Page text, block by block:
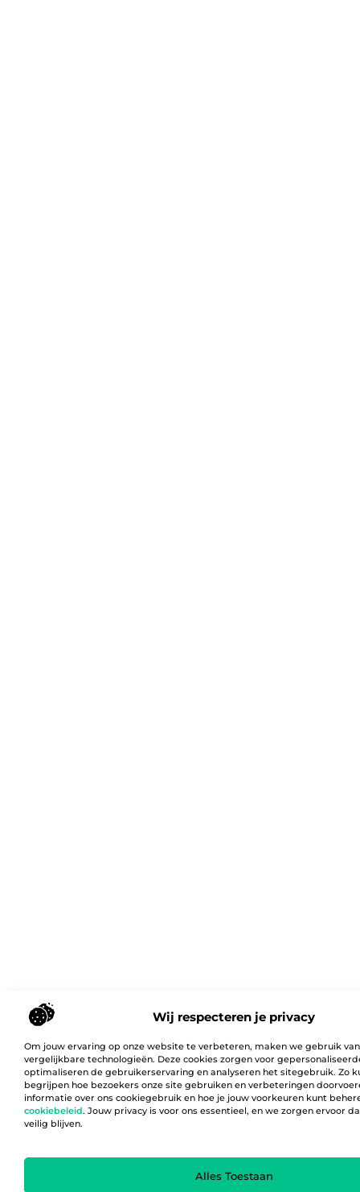
Wij respecteren je privacy
Om jouw ervaring op onze website te verbeteren, maken we gebruik
vergelijkbare technologieën. Deze cookies zorgen voor
optimaliseren de gebruikerservaring en analyseren het sitegebruik. Zo
begrijpen hoe bezoekers onze site gebruiken en verbeteringen
informatie over ons cookiegebruik en hoe je jouw voorkeuren kunt
cookiebeleid. Jouw privacy is voor ons essentieel, en we zorgen ervoor
veilig blijven.
Alles Toestaan